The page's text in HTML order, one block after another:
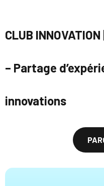
CLUB
– Partage
innovations